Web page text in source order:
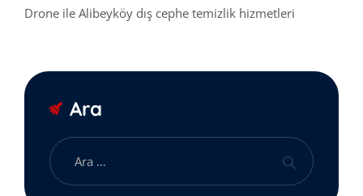
Drone ile Alibeyköy dış cephe temizlik hizmetleri
Ara